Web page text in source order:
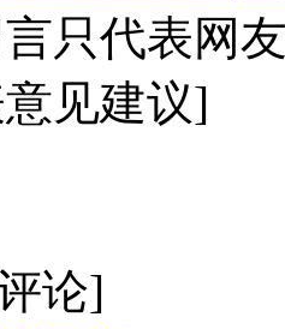
言只代表网
见建议]
要